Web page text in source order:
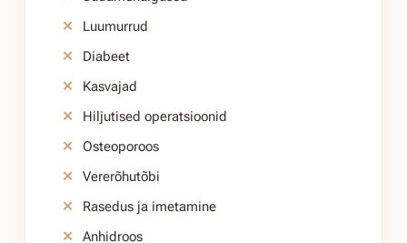
Luumurrud
Diabeet
Kasvajad
Hiljutised operatsioonid
Osteoporoos
Vererõhutõbi
Rasedus ja imetamine
Anhidroos